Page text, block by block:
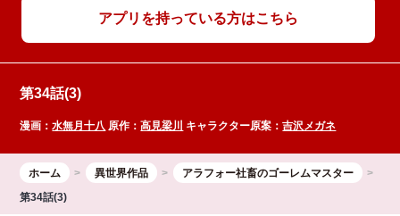
アプリを持っている方はこちら
第34話(3)
漫画：水無月十八 原作：高見梁川 キャラクター原案：吉沢メガネ
ホーム 異世界作品
アラフォー社畜のゴーレムマスター
第34話(3)